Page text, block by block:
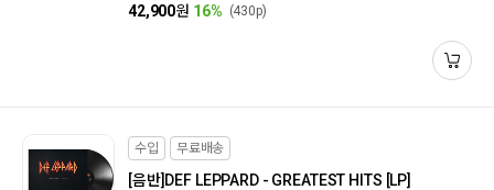
42,900원 16% (430p)
수입 무료배송
[음반] DEF LEPPARD - GREATEST HITS [LP]